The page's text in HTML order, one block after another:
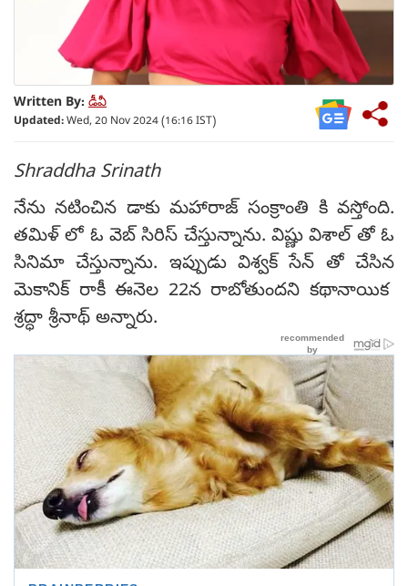
Written By: డీవీ
Updated:Wed, 20 Nov 2024 (16:16 IST)
Shraddha Srinath
నేను నటించిన డాకు మహారాజ్ సంక్రాంతి కి వస్తోంది.
తమిళ్ లో ఓ వెబ్ సిరిస్ చేస్తున్నాను. విష్ణు విశాల్ తో ఓ
సినిమా చేస్తున్నాను. ఇప్పుడు విశ్వక్ సేన్ తో చేసిన
మెకానిక్ రాకీ ఈనెల 22న రాబోతుందని కథానాయిక
శ్రద్ధా శ్రీనాథ్ అన్నారు.